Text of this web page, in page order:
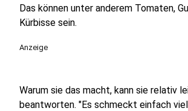
Das können unter anderem Tomaten,
Kürbisse sein.
Anzeige
Warum sie das macht, kann sie relativ
beantworten. "Es schmeckt einfach